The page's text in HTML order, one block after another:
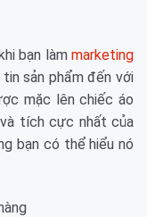
bạn làm marketing
sản phẩm đến với
mặc lên chiếc áo
tích cực nhất của
bạn có thể hiểu nó